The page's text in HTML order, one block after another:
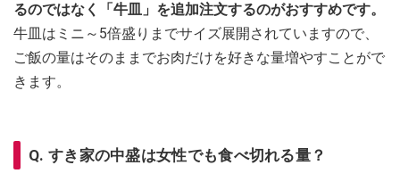
るのではなく「牛皿」を追加注文するのがおすすめです。
牛皿はミニ～5倍盛りまでサイズ展開されていますので、
ご飯の量はそのままでお肉だけを好きな量増やすことがで
きます。
Q. すき家の中盛は女性でも食べ切れる量？